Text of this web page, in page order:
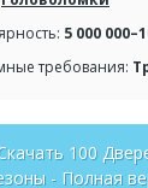
5 000
требования:
100
- Полная